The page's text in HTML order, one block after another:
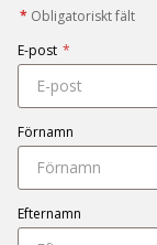
* Obligatoriskt fält
E-post *
Förnamn
Efternamn